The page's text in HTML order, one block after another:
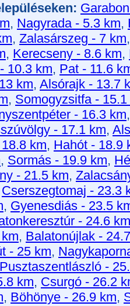
, Nagyrada - 5.3 km,
, Zalasárszeg - 7 km
, Kerecseny - 8.6 km,
10.3 km, Pat - 11.6
km, Alsórajk - 13.7
, Somogyzsitfa -
- 16.3 km
- 17.1 km,
km, Hahót - 18.9
, Sormás - 19.9 km,
- 21.5 km,
Cserszegtomaj - 23.3
, Gyenesdiás - 23.5
- 24.6 km
, Balatonújlak -
- 25 km,
Pusztaszentlászló -
km, Csurgó - 26.2
, Böhönye - 26.9 km,